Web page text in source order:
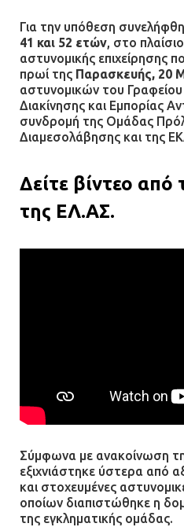
Για την υπόθεση
41 και 52 ετών, στο
αστυνομικής επιχείρησης
πρωί της Παρασκευής, 20
αστυνομικών του
Διακίνησης και Εμπορίας
συνδρομή της Ομάδας
Διαμεσολάβησης και της
Δείτε βίντεο από
της ΕΛ.ΑΣ.
Σύμφωνα με ανακοίνωση
εξιχνιάστηκε ύστερα από
και στοχευμένες
οποίων διαπιστώθηκε η
της εγκληματικής ομάδας.